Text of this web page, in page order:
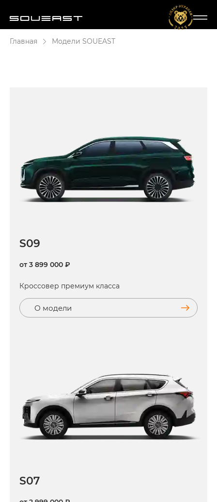
Главная Модели SOUEAST
S09
от 3 899 000 ₽
Кроссовер премиум класса
О модели
S07